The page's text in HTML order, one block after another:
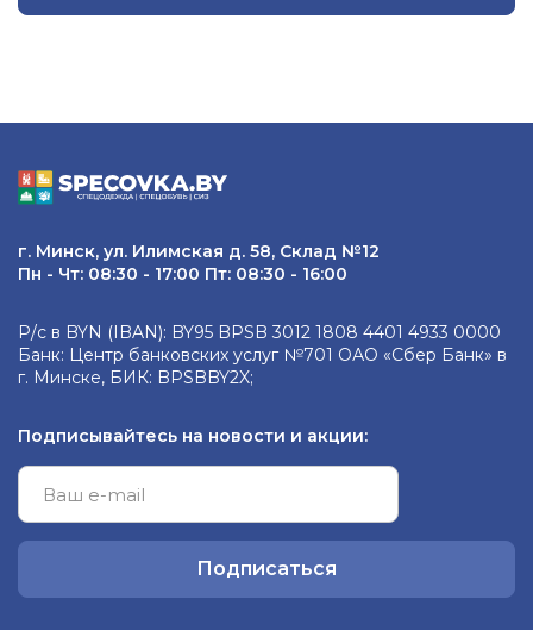
г. Минск, ул. Илимская д. 58, Склад №12
Пн - Чт: 08:30 - 17:00 Пт: 08:30 - 16:00
Р/с в BYN (IBAN): BY95 BPSB 3012 1808 4401 4933 0000
Банк: Центр банковских услуг №701 ОАО «Сбер Банк» в
г. Минске, БИК: BPSBBY2X;
Подписывайтесь на новости и акции:
Подписаться